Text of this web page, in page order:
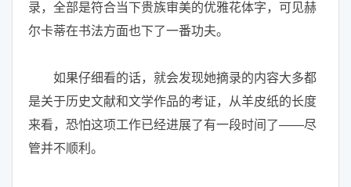
录，全部是符合当下贵族审美的优雅花体字，可见赫
尔卡蒂在书法方面也下了一番功夫。
如果仔细看的话，就会发现她摘录的内容大多都
是关于历史文献和文学作品的考证，从羊皮纸的长度
来看，恐怕这项工作已经进展了有一段时间了——尽
管并不顺利。